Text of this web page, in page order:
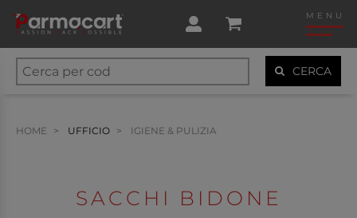
MENU
CERCA
HOME UFFICIO IGIENE & PULIZIA
SACCHI BIDONE